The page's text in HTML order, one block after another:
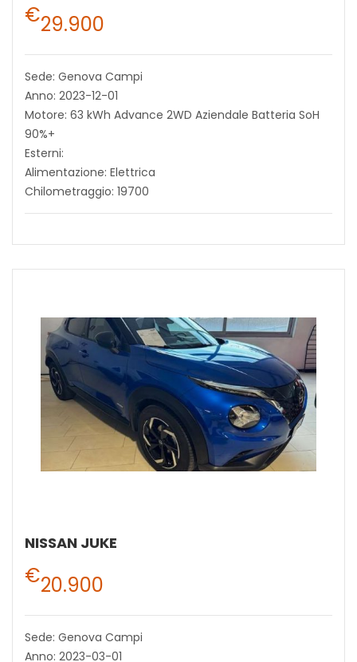
€29.900
Sede: Genova Campi
Anno: 2023-12-01
Motore: 63 kWh Advance 2WD Aziendale Batteria SoH
90%+
Esterni:
Alimentazione: Elettrica
Chilometraggio: 19700
NISSAN JUKE
€20.900
Sede: Genova Campi
Anno: 2023-03-01